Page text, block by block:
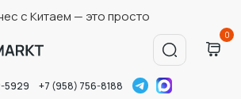
с Китаем — это просто
0
5929 +7 (958) 756-8188